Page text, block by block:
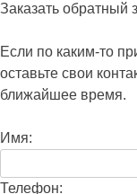
Заказать обратный
Если по каким-то
оставьте свои
ближайшее время.
Имя:
Телефон: